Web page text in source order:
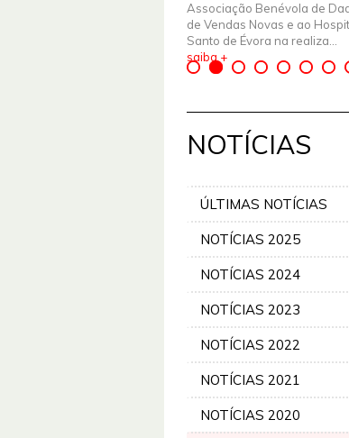
Associação Benévola de
de Vendas Novas e ao
Santo de Évora na realiza...
saiba +
NOTÍCIAS
ÚLTIMAS NOTÍCIAS
NOTÍCIAS 2025
NOTÍCIAS 2024
NOTÍCIAS 2023
NOTÍCIAS 2022
NOTÍCIAS 2021
NOTÍCIAS 2020